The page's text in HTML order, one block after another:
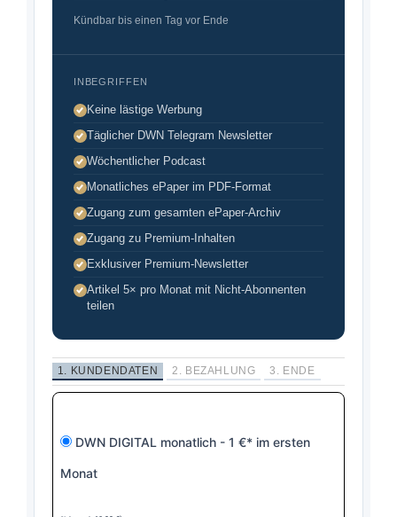
Kündbar bis einen Tag vor Ende
INBEGRIFFEN
Keine lästige Werbung
Täglicher DWN Telegram Newsletter
Wöchentlicher Podcast
Monatliches ePaper im PDF-Format
Zugang zum gesamten ePaper-Archiv
Zugang zu Premium-Inhalten
Exklusiver Premium-Newsletter
Artikel 5× pro Monat mit Nicht-Abonnenten
teilen
1. KUNDENDATEN 2. BEZAHLUNG 3. ENDE
DWN DIGITAL monatlich - 1 €* im ersten
Monat